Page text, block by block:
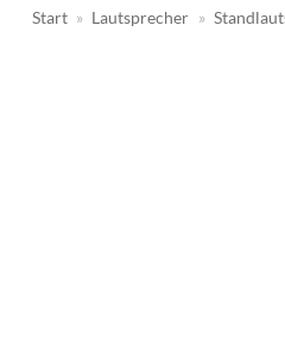
Start » Lautsprecher »